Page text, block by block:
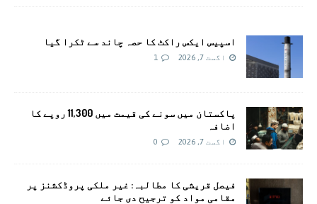
اسپیس ایکس راکٹ کا حصہ چاند سے ٹکرا گیا
اگست 7, 2026 1
پاکستان میں سونے کی قیمت میں 11,300 روپے کا
اضافہ
اگست 7, 2026 0
فیصل قریشی کا مطالبہ: غیر ملکی پروڈکشنز پر
مقامی مواد کو ترجیح دی جائے